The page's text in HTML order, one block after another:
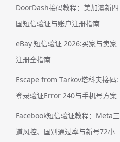
DoorDash接码教程：美加澳新四
国短信验证与账户注册指南
eBay 短信验证 2026:买家与卖家
注册全指南
Escape from Tarkov塔科夫接码:
登录验证Error 240与手机号方案
Facebook短信验证教程：Meta三
道风控、国别通过率与新号72小